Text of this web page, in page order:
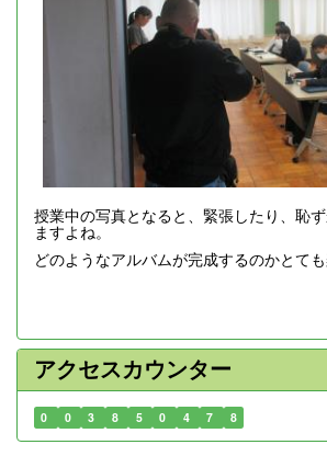
授業中の写真となると、緊張したり、恥
ますよね。
どのようなアルバムが完成するのかとても
アクセスカウンター
0 0 3 8 5 0 4 7 8